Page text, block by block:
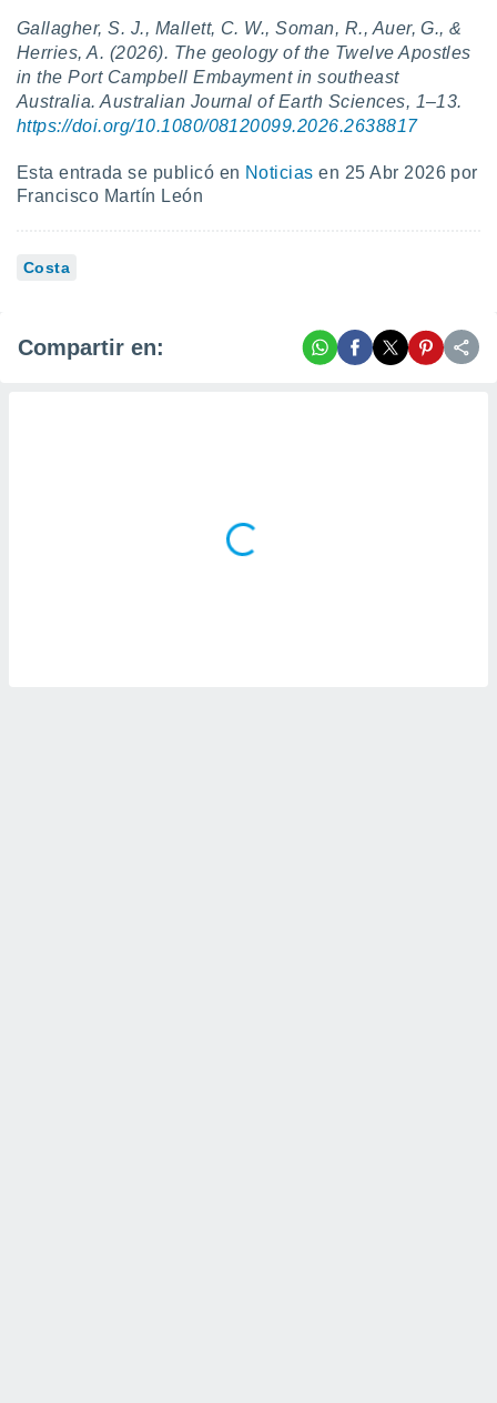
Gallagher, S. J., Mallett, C. W., Soman, R., Auer, G., &
Herries, A. (2026). The geology of the Twelve Apostles
in the Port Campbell Embayment in southeast
Australia. Australian Journal of Earth Sciences, 1–13.
https://doi.org/10.1080/08120099.2026.2638817
Esta entrada se publicó en Noticias en 25 Abr 2026 por
Francisco Martín León
Costa
Compartir en: